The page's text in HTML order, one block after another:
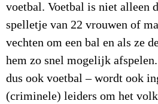
voetbal. Voetbal is niet alleen
spelletje van 22 vrouwen of
vechten om een bal en als ze
hem zo snel mogelijk
dus ook voetbal – wordt ook
(criminele) leiders om het